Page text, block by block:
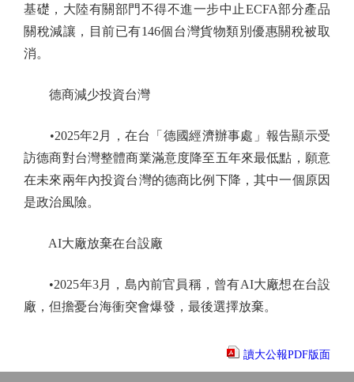
基礎，大陸有關部門不得不進一步中止ECFA部分產品
關稅減讓，目前已有146個台灣貨物類別優惠關稅被取
消。
德商減少投資台灣
•2025年2月，在台「德國經濟辦事處」報告顯示受
訪德商對台灣整體商業滿意度降至五年來最低點，願意
在未來兩年內投資台灣的德商比例下降，其中一個原因
是政治風險。
AI大廠放棄在台設廠
•2025年3月，島內前官員稱，曾有AI大廠想在台設
廠，但擔憂台海衝突會爆發，最後選擇放棄。
讀大公報PDF版面